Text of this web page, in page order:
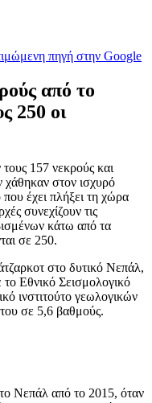
πηγή στην Google
από το
250 οι
157 νεκρούς και
χάθηκαν στον ισχυρό
έχει πλήξει τη χώρα
συνεχίζουν τις
κάτω από τα
σε 250.
στο δυτικό Νεπάλ,
Εθνικό Σεισμολογικό
ινστιτούτο γεωλογικών
σε 5,6 βαθμούς.
Νεπάλ από το 2015, όταν